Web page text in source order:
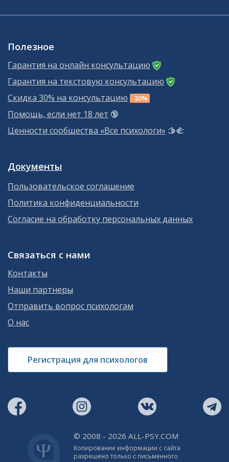
Полезное
Гарантия на онлайн консультацию
Гарантия на текстовую консультацию
Скидка 30% на консультацию -30%
Помощь, если нет 18 лет 🔞
Ценности сообщества «Все психологи» 🫱‍🫲
Документы
Пользовательское соглашение
Политика конфиденциальности
Согласие на обработку персональных данных
Связаться с нами
Контакты
Наши партнеры
Отправить вопрос психологам
О нас
Регистрация для психологов
© 2008 - 2026 ALL-PSY.COM
Копирование информации с сайта
разрешено только с письменного